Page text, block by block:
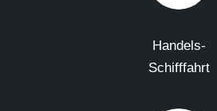
Handels-
Schifffahrt